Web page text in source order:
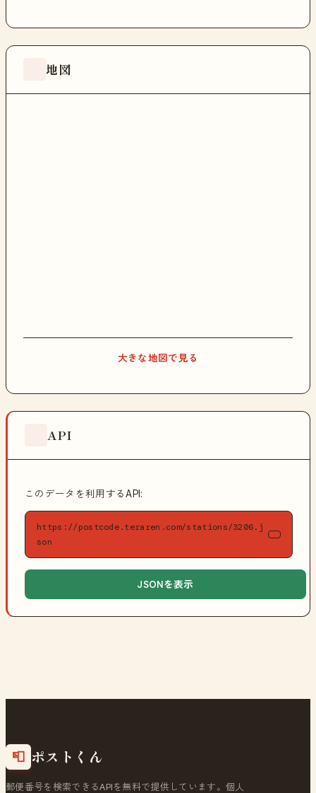
地図
大きな地図で見る
API
このデータを利用するAPI:
https://postcode.teraren.com/stations/3206.j
son
JSONを表示
📮 ポストくん
郵便番号を検索できるAPIを無料で提供しています。個人